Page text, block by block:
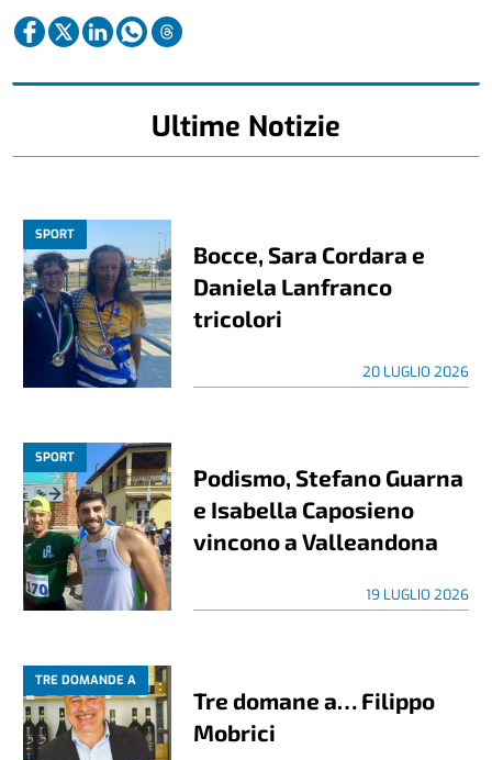
Ultime Notizie
SPORT
Bocce, Sara Cordara e
Daniela Lanfranco
tricolori
20 LUGLIO 2026
SPORT
Podismo, Stefano Guarna
e Isabella Caposieno
vincono a Valleandona
19 LUGLIO 2026
TRE DOMANDE A
Tre domane a… Filippo
Mobrici